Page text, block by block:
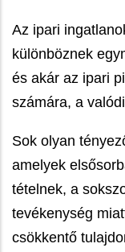
Az ipari
különböznek
és akár az ipari
számára, a
Sok olyan
amelyek
tételnek, a
tevékenység
csökkentő